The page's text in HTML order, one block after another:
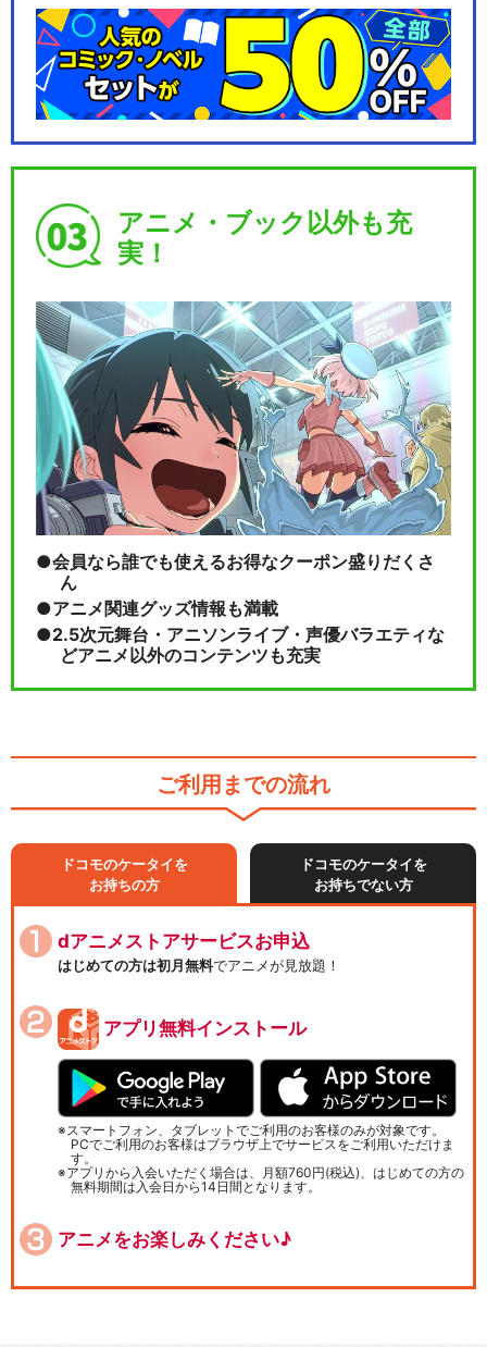
アニメ・ブック以外も充
実！
会員なら誰でも使えるお得なクーポン盛りだくさ
ん
アニメ関連グッズ情報も満載
2.5次元舞台・アニソンライブ・声優バラエティな
どアニメ以外のコンテンツも充実
ご利用までの流れ
ドコモのケータイを
お持ちの方
ドコモのケータイを
お持ちでない方
dアニメストアサービスお申込
はじめての方は初月無料でアニメが見放題！
アプリ無料インストール
スマートフォン、タブレットでご利用のお客様のみが対象です。
PCでご利用のお客様はブラウザ上でサービスをご利用いただけま
す。
アプリから入会いただく場合は、月額760円(税込)、はじめての方の
無料期間は入会日から14日間となります。
アニメをお楽しみください♪